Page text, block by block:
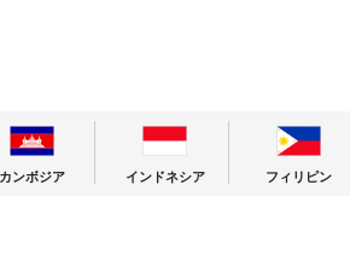
カンボジア インドネシア フィリピン